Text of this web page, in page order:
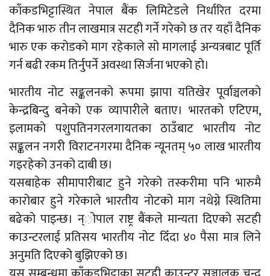
काँकडभिट्टास्थित नेपाल बैंक लिमिटेडले निर्धारित दरमा
दैनिक भारु तीन लाखमात्र सटही गर्ने गरेको छ तर यहाँ दैनिक
भारु एक करोडको माग रहेकाले सो मागलाई अन्यत्रबाट पूर्ति
गर्न बढी रकम तिर्नुपर्ने अवस्था सिर्जना भएको हो।
भारतीय नोट सङ्कलनको रूपमा झापा यतिखेर पूर्वाञ्चलको
केन्द्रबिन्दु बनेको एक व्यापारीले बताए। भारतको एटिएम,
इलामको पशुपतिनगरलगायतका ठाउँबाट भारतीय नोट
सङ्कलन नगरी विराटनगरमा दैनिक न्यूनतम् ५० लाख भारतीय
गइरहेको उनको दाबी छ।
यसबाहेक सीमापारीबाट हुने गरेको तस्करीमा पनि भारुमै
कारोबार हुने गरेकाले भारतीय नोटको माग नथेग्ने स्थितिमा
बढेको पाइन्छ। न्ोपाल राष्ट्र बैंकले मान्यता दिएको सटही
काउन्टरलाई प्रतिसय भारतीय नोट दिँदा ४० पैसा मात्र लिने
अनुमति दिएको बुझिएको छ।